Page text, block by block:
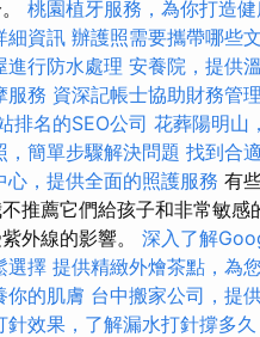
桃園植牙服務，為你打造
細資訊 辦護照需要攜帶哪些
進行防水處理 安養院，提供
服務 資深記帳士協助財務管理
排名的SEO公司 花葬陽明山
簡單步驟解決問題 找到合
心，提供全面的照護服務 有
推薦它們給孩子和非常敏感
外線的影響。 深入了解
選擇 提供精緻外燴茶點，為
你的肌膚 台中搬家公司，提
針效果，了解漏水打針撐多